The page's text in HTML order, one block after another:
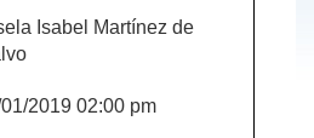
Isabel Martínez de
2019 02:00 pm